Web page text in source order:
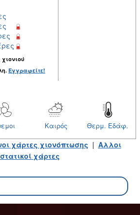
Εγγραφείτε!
Θερμ. Εδάφ.
Καιρός
χάρτες χιονόπτωσης | Αλλοι
στατικοί χάρτες